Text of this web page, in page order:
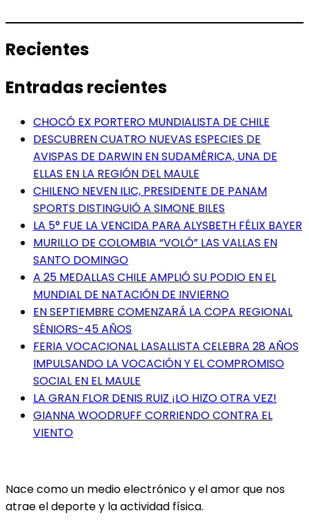
Recientes
Entradas recientes
CHOCÓ EX PORTERO MUNDIALISTA DE CHILE
DESCUBREN CUATRO NUEVAS ESPECIES DE
AVISPAS DE DARWIN EN SUDAMÉRICA, UNA DE
ELLAS EN LA REGIÓN DEL MAULE
CHILENO NEVEN ILIC, PRESIDENTE DE PANAM
SPORTS DISTINGUIÓ A SIMONE BILES
LA 5° FUE LA VENCIDA PARA ALYSBETH FÉLIX BAYER
MURILLO DE COLOMBIA “VOLÓ” LAS VALLAS EN
SANTO DOMINGO
A 25 MEDALLAS CHILE AMPLIÓ SU PODIO EN EL
MUNDIAL DE NATACIÓN DE INVIERNO
EN SEPTIEMBRE COMENZARÁ LA COPA REGIONAL
SÉNIORS-45 AÑOS
FERIA VOCACIONAL LASALLISTA CELEBRA 28 AÑOS
IMPULSANDO LA VOCACIÓN Y EL COMPROMISO
SOCIAL EN EL MAULE
LA GRAN FLOR DENIS RUIZ ¡LO HIZO OTRA VEZ!
GIANNA WOODRUFF CORRIENDO CONTRA EL
VIENTO
Nace como un medio electrónico y el amor que nos
atrae el deporte y la actividad física.